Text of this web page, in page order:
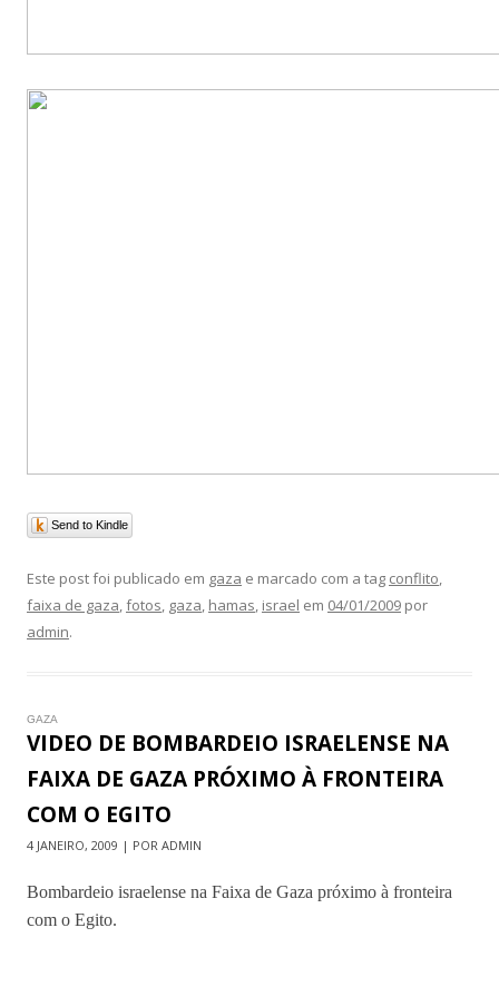
Send to Kindle
Este post foi publicado em gaza e marcado com a tag conflito
faixa de gaza fotos gaza hamas israel em 04/01/2009 por
admin.
GAZA
VIDEO DE BOMBARDEIO ISRAELENSE NA
FAIXA DE GAZA PRÓXIMO À FRONTEIRA
COM O EGITO
4 JANEIRO, 2009 | POR ADMIN
Bombardeio israelense na Faixa de Gaza próximo à fronteira
com o Egito.